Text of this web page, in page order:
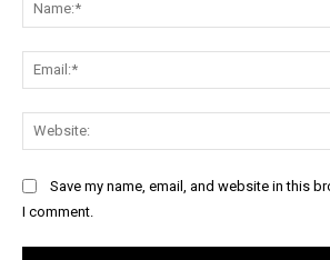
Save my name, email, and website in this
I comment.